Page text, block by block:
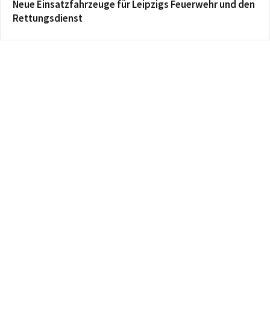
Neue Einsatzfahrzeuge für Leipzigs Feuerwehr und den
Rettungsdienst